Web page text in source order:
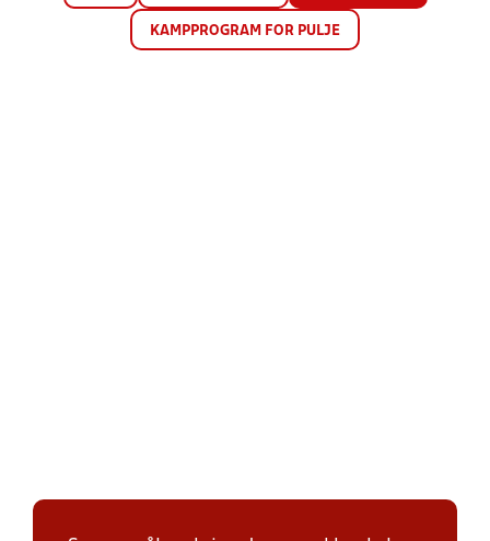
KAMPPROGRAM FOR PULJE